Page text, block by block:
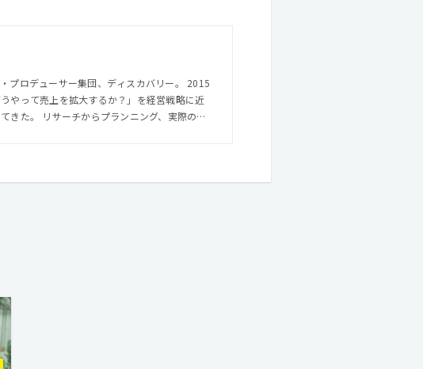
プロデューサー集団、ディスカバリー。 2015
やって売上を拡大するか？」を経営戦略に近
きた。 リサーチからプランニング、実際のプ